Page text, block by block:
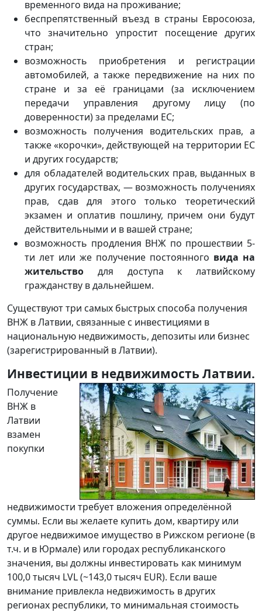
временного вида на проживание;
беспрепятственный въезд в страны Евросоюза,
что значительно упростит посещение других
стран;
возможность приобретения и регистрации
автомобилей, а также передвижение на них по
стране и за её границами (за исключением
передачи управления другому лицу (по
доверенности) за пределами ЕС;
возможность получения водительских прав, а
также «корочки», действующей на территории ЕС
и других государств;
для обладателей водительских прав, выданных в
других государствах, — возможность получениях
прав, сдав для этого только теоретический
экзамен и оплатив пошлину, причем они будут
действительными и в вашей стране;
возможность продления ВНЖ по прошествии 5-
ти лет или же получение постоянного вида на
жительство для доступа к латвийскому
гражданству в дальнейшем.
Существуют три самых быстрых способа получения
ВНЖ в Латвии, связанные с инвестициями в
национальную недвижимость, депозиты или бизнес
(зарегистрированный в Латвии).
Инвестиции в недвижимость Латвии.
Получение
ВНЖ в
Латвии
взамен
покупки
недвижимости требует вложения определённой
суммы. Если вы желаете купить дом, квартиру или
другое недвижимое имущество в Рижском регионе (в
т.ч. и в Юрмале) или городах республиканского
значения, вы должны инвестировать как минимум
100,0 тысяч LVL (~143,0 тысяч EUR). Если ваше
внимание привлекла недвижимость в других
регионах республики, то минимальная стоимость